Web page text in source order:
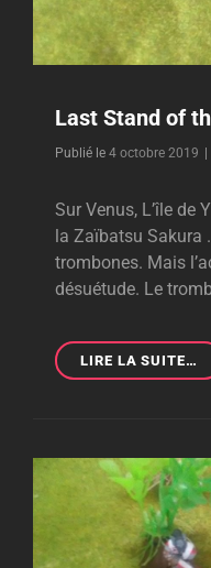
Last Stand of
Publié le 4 octobre 2019 |
Sur Venus, L’île de
la Zaïbatsu Sakura
trombones. Mais
désuétude. Le
LIRE LA SUITE…